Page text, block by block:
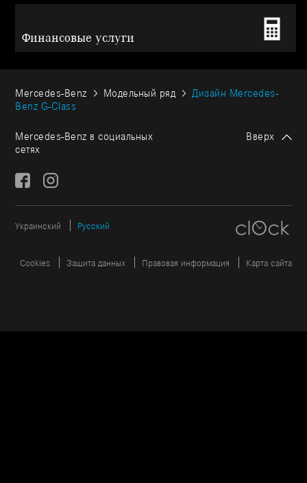
Финансовые услуги
Mercedes-Benz Модельный ряд
Дизайн Mercedes-
Benz G-Class
Mercedes-Benz в социальных
сетях
Вверх
Украинский Русский
Cookies Защита данных Правовая информация Карта сайта